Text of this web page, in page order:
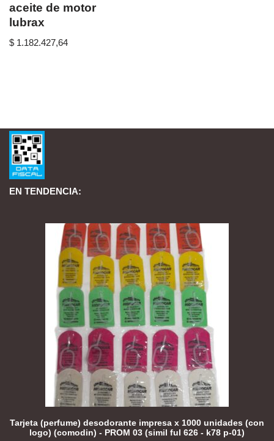
aceite de motor
lubrax
$ 1.182.427,64
EN TENDENCIA:
Tarjeta (perfume) desodorante impresa x 1000 unidades (con
logo) (comodin) - PROM 03 (simil ful 626 - k78 p-01)